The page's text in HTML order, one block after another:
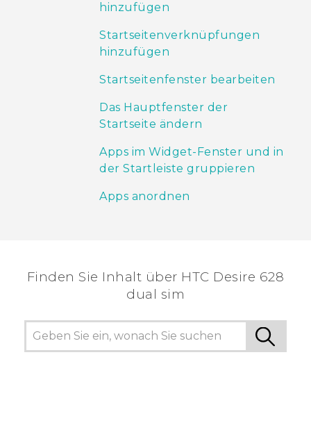
hinzufügen
Startseitenverknüpfungen
hinzufügen
Startseitenfenster bearbeiten
Das Hauptfenster der
Startseite ändern
Apps im Widget-Fenster und in
der Startleiste gruppieren
Apps anordnen
Finden Sie Inhalt über‎ HTC Desire 628
dual sim